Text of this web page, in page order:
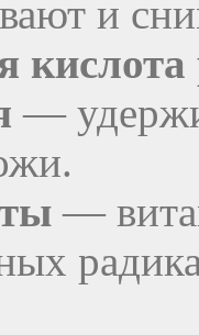
и
кислота
—
—